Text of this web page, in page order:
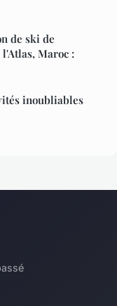
de ski de
Maroc :
inoubliables